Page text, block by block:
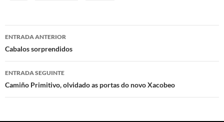
Navegación
de
artigos
ENTRADA ANTERIOR
Cabalos sorprendidos
ENTRADA SEGUINTE
Camiño Primitivo, olvidado as portas do novo Xacobeo